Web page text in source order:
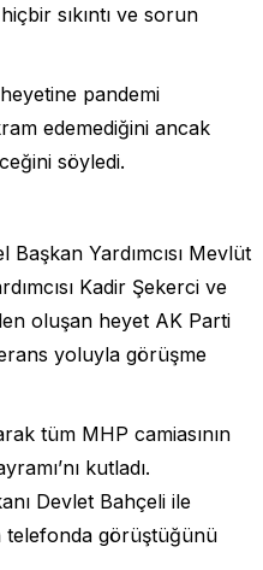
sıkıntı ve sorun
pandemi
edemediğini ancak
söyledi.
Başkan Yardımcısı Mevlüt
Kadir Şekerci ve
oluşan heyet AK Parti
yoluyla görüşme
tüm MHP camiasının
kutladı.
Devlet Bahçeli ile
telefonda görüştüğünü